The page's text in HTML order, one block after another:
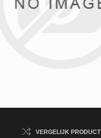
VERGELIJK PRODUCT